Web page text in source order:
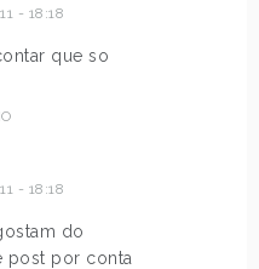
- 18:18
que so
- 18:18
do
post por conta